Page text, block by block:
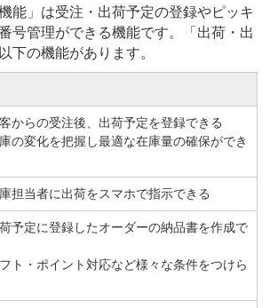
能」は受注・出荷予定の登録やピッキ
号管理ができる機能です。「出荷・出
下の機能があります。
客からの受注後、出荷予定を登録できる
庫の変化を把握し最適な在庫量の確保ができ
庫担当者に出荷をスマホで指示できる
荷予定に登録したオーダーの納品書を作成で
フト・ポイント対応など様々な条件をつけら